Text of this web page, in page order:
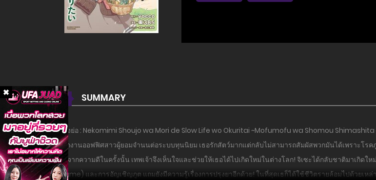
SUMMARY
เรื่องย่อ : Nekomimi Shoujo wa Mori de Slow Life wo Okuritai ~Mofumofu wa Shomou
พนักงานออฟฟิศสาวผู้ยอมจำนนต่อระบบทุนนิยม เธอรักสัตว์มากแต่กลับไม่สามารถสัมผัสพวกมันได้เพราะโร
บุญจากความดีในครั้งนั้น เทพเจ้าจึงเห็นใจและช่วยให้เธอได้ไปเกิดใหม่ในต่างโลก! จิเซะได้กลับชาติมาเกิด
(Tame) และการอัญเชิญภูต แถมยังมีความรู้เรื่องการปรุงยาอีกด้วย! ในที่สุดเธก็ได้ใช้ชีวิตรายล้อมไปด้วยเห